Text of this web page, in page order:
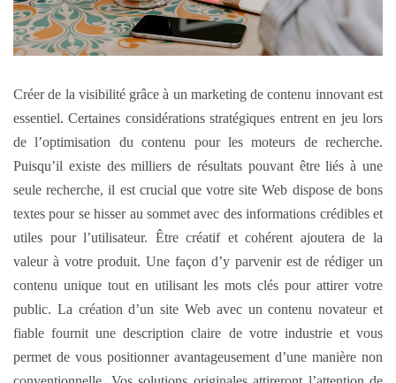
Créer de la visibilité grâce à un marketing de contenu innovant est
essentiel. Certaines considérations stratégiques entrent en jeu lors
de l’optimisation du contenu pour les moteurs de recherche.
Puisqu’il existe des milliers de résultats pouvant être liés à une
seule recherche, il est crucial que votre site Web dispose de bons
textes pour se hisser au sommet avec des informations crédibles et
utiles pour l’utilisateur. Être créatif et cohérent ajoutera de la
valeur à votre produit. Une façon d’y parvenir est de rédiger un
contenu unique tout en utilisant les mots clés pour attirer votre
public. La création d’un site Web avec un contenu novateur et
fiable fournit une description claire de votre industrie et vous
permet de vous positionner avantageusement d’une manière non